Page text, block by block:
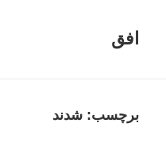
افق
برچسب:شدند